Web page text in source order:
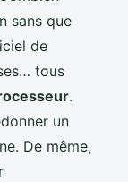
sans que
de
tous
.
un
De même,